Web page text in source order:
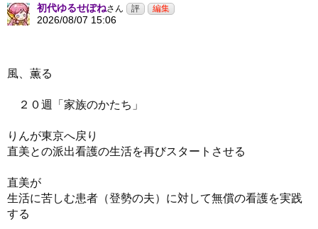
初代ゆるせぽねさん
2026/08/07 15:06
風、薫る
２０週「家族のかたち」
りんが東京へ戻り
直美との派出看護の生活を再びスタートさせる
直美が
生活に苦しむ患者（登勢の夫）に対して無償の看護を実践
する